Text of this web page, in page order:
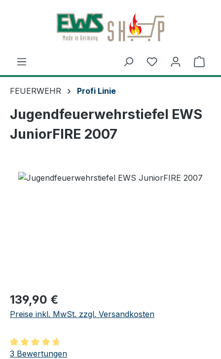
Zum Hauptinhalt springen
FEUERWEHR Profi Linie
Jugendfeuerwehrstiefel EWS
JuniorFIRE 2007
Regulärer Preis:
139,90 €
Preise inkl. MwSt. zzgl. Versandkosten
Durchschnittliche Bewertung von 4.67 von 5 Sternen
3 Bewertungen